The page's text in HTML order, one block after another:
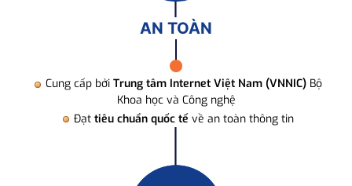
AN TOÀN
Cung cấp bởi Trung tâm Internet Việt Nam (VNNIC) Bộ
Khoa học và Công nghệ
Đạt tiêu chuẩn quốc tế về an toàn thông tin